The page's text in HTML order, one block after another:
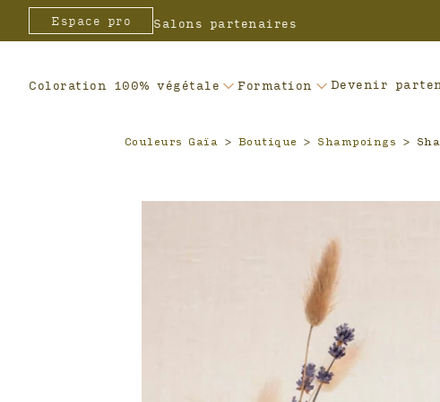
Header
Espace pro Salons partenaires
Coloration 100% végétale Formation Devenir
Couleurs Gaïa > Boutique > Shampoings >